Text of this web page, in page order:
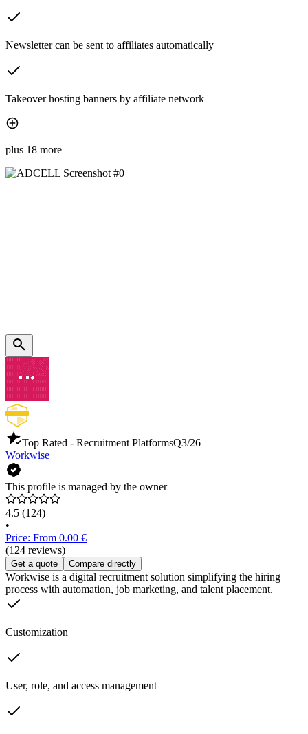
Newsletter can be sent to affiliates automatically
Takeover hosting banners by affiliate network
plus 18 more
Top Rated - Recruitment PlatformsQ3/26
Workwise
This profile is managed by the owner
4.5 (124)
•
Price: From 0.00 €
(124 reviews)
Get a quote Compare directly
Workwise is a digital recruitment solution simplifying the hiring
process with automation, job marketing, and talent placement.
Customization
User, role, and access management